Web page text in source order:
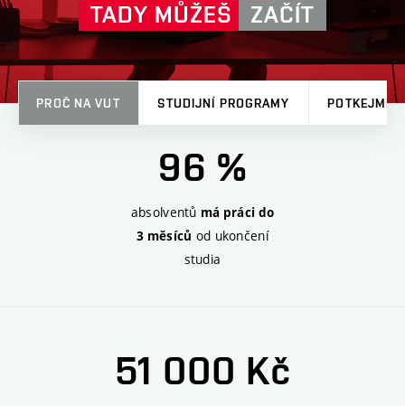
TADY MŮŽEŠ ZAČÍT
PROČ NA VUT STUDIJNÍ PROGRAMY POTKEJME
96 %
absolventů má práci do
3 měsíců od ukončení
studia
51 000 Kč